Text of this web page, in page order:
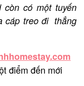
còn có một tuyến
cáp treo đi thẳng
điểm đến mới